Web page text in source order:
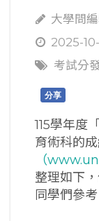
大學問
2025-
考試分
分享
115學年度
育術科的成
（
整理如下
同學們參考